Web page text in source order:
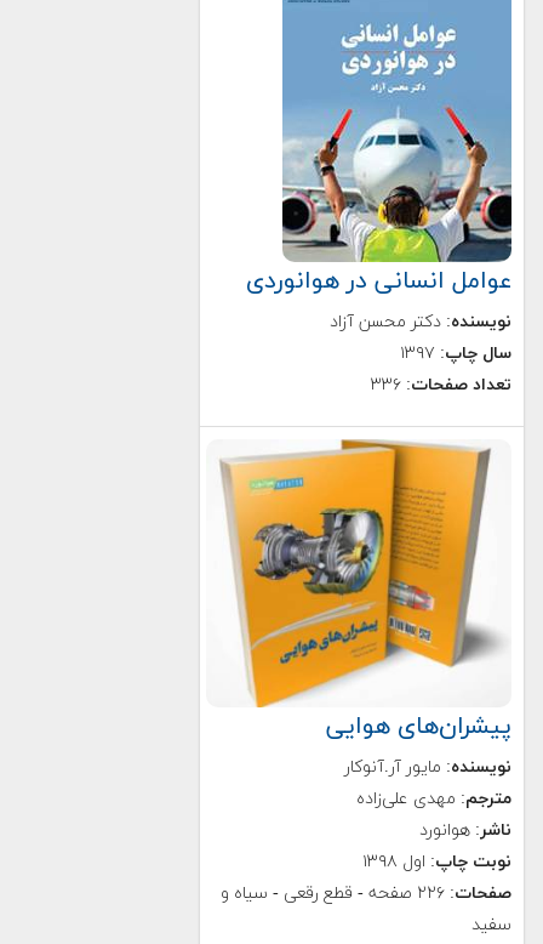
عوامل انسانی در هوانوردی
نویسنده: دکتر محسن آزاد
سال چاپ: ۱۳۹۷
تعداد صفحات: ۳۳۶
پیشران‌های هوایی
نویسنده: مایور آر.آنوکار
مترجم: مهدی علی‌زاده
ناشر: هوانورد
نوبت چاپ: اول ۱۳۹۸
صفحات
: ۲۲۶ صفحه - قطع رقعی - سیاه و
سفید